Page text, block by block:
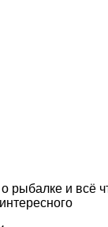
рыбалке и всё